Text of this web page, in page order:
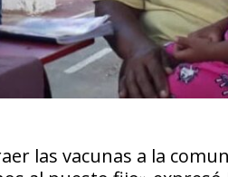
las vacunas a la